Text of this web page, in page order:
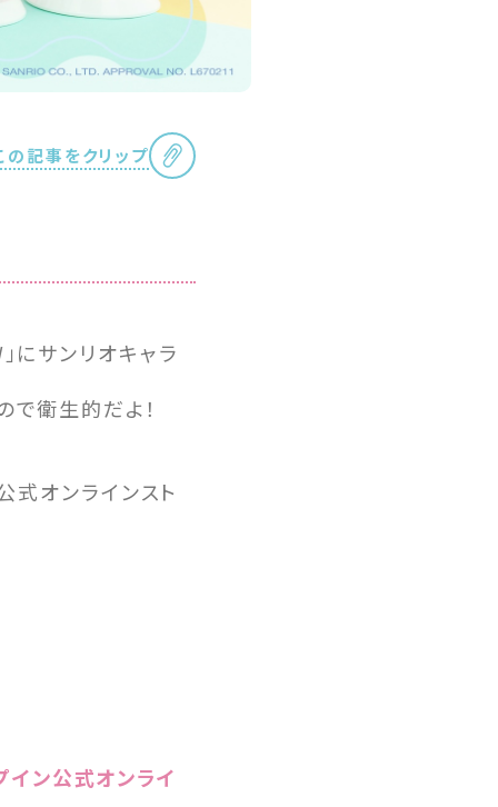
の記事をクリップ
にサンリオキャラ
で衛生的だよ！
式オンラインスト
イン公式オンライ